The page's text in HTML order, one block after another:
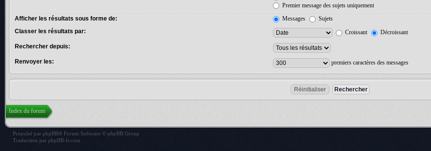
Premier message des sujets uniquement
Afficher les résultats sous forme de:
Messages
Sujets
Classer les résultats par:
Croissant Décroissant
Rechercher depuis:
Renvoyer les: premiers caractères des messages
Index du forum
Propulsé par phpBB® Forum Software © phpBB Group
Traduction par phpBB-fr.com